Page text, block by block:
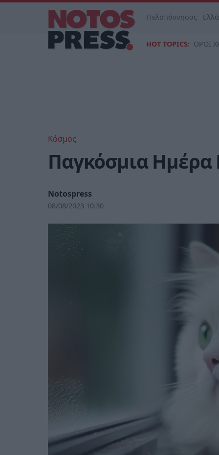
Πελοπόννησος
HOT TOPICS: ΟΡΟΙ
Κόσμος
Παγκόσμια Ημέρα
Notospress
08/08/2023 10:30